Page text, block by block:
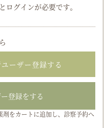
ログインが必要です。
ーザー登録する
登録をする
をカートに追加し、診察予約へ